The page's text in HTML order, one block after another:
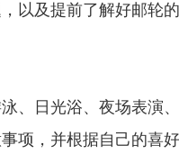
以及提前了解好邮轮
、日光浴、夜场表演
项，并根据自己的喜